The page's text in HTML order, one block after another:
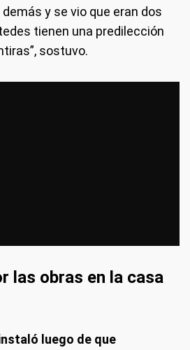
y se vio que eran dos
tienen una predilección
sostuvo.
las obras en la casa
luego de que